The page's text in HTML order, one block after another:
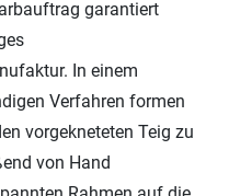
garantiert
In einem
Verfahren formen
vorgekneteten Teig zu
von Hand